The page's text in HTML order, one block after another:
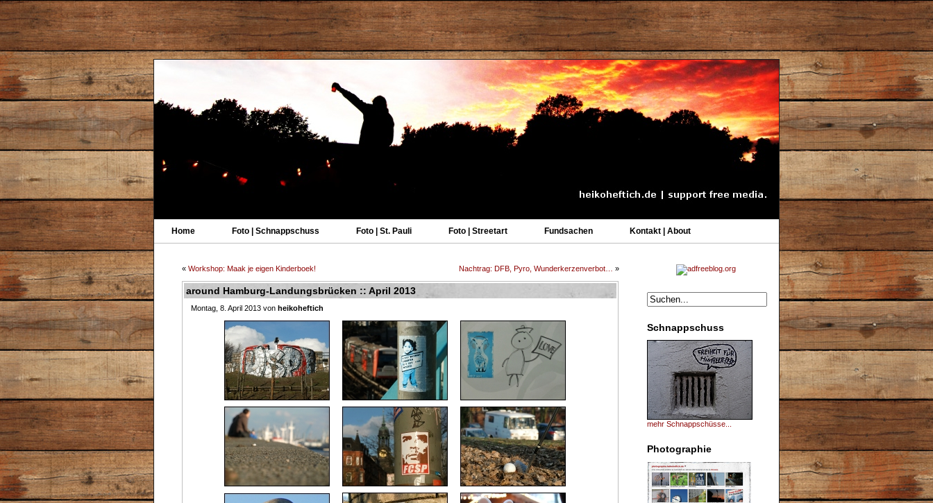
Home Foto | Schnappschuss Foto | St. Pauli Foto | Streetart Fundsachen Kontakt | About
Schnappschuss
mehr Schnappschüsse...
Photographie
« Workshop: Maak je eigen Kinderboek! Nachtrag: DFB, Pyro, Wunderkerzenverbot… »
around Hamburg-Landungsbrücken :: April 2013
Montag, 8. April 2013 von heikoheftich